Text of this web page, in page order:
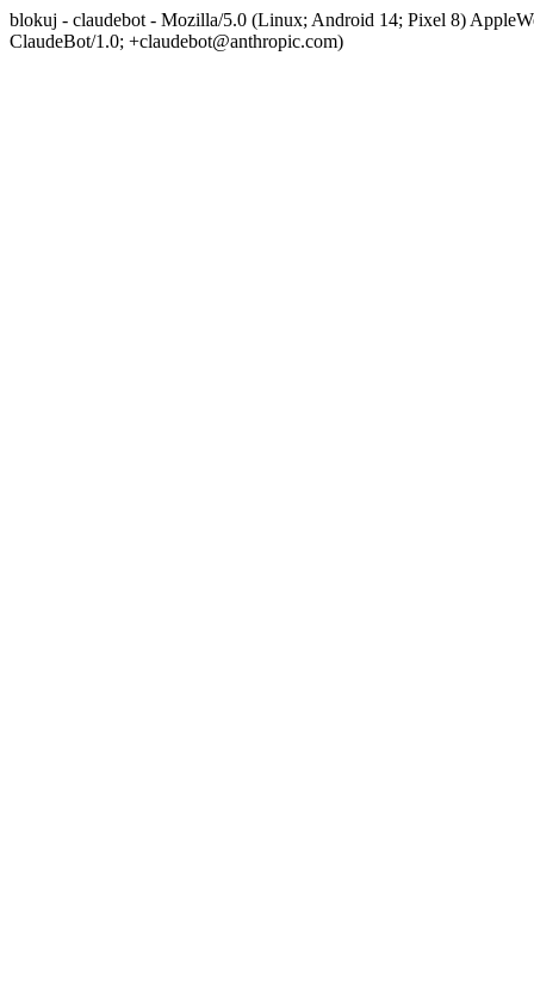
blokuj - claudebot - Mozilla/5.0 (Linux; Android 14; Pixel 8)
ClaudeBot/1.0; +claudebot@anthropic.com)